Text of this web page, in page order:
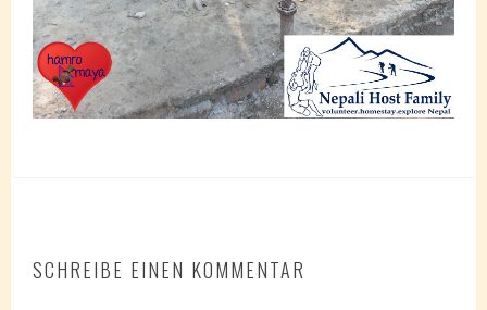
SCHREIBE EINEN KOMMENTAR